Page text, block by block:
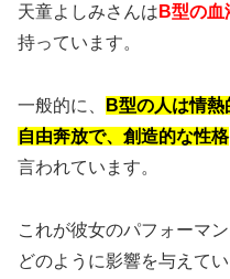
天童よしみさんは B型の血
持っています。
一般的に、
B型の人は情熱
自由奔放で、創造的な性格
言われています。
これが彼女のパフォーマ
どのように影響を与えて